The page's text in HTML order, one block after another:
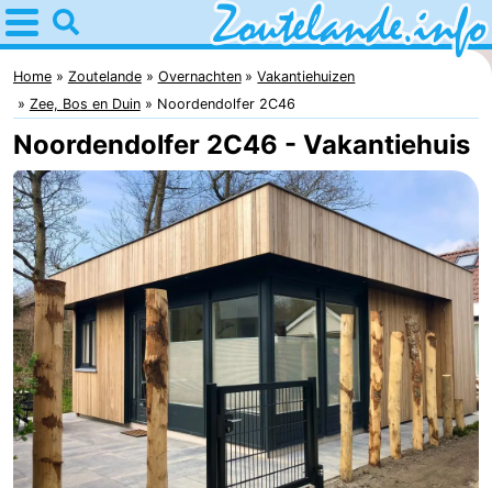
Home
Zoutelande
Tips
Voor
kinderen
Webcam
Webcam
Langstraat
Webcam
Strand
Overnachten
Appartementen
Bed
Home Zoutelande Overnachten
Vakantiehuizen
Zee, Bos en Duin
Noordendolfer 2C46
Noordendolfer 2C46 - Vakantiehuis